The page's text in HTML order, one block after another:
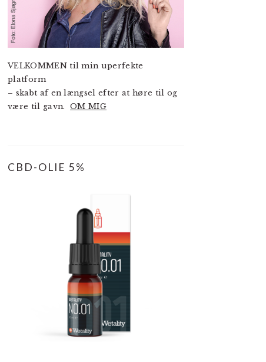
VELKOMMEN til min uperfekte
platform
– skabt af en længsel efter at høre til og
være til gavn.OM MIG
CBD-OLIE 5%